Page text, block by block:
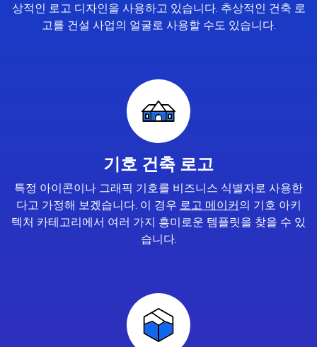
상적인 로고 디자인을 사용하고 있습니다. 추상적인 건축 로
고를 건설 사업의 얼굴로 사용할 수도 있습니다.
기호 건축 로고
특정 아이콘이나 그래픽 기호를 비즈니스 식별자로 사용한
다고 가정해 보겠습니다. 이 경우 로고 메이커의 기호 아키
텍처 카테고리에서 여러 가지 흥미로운 템플릿을 찾을 수 있
습니다.